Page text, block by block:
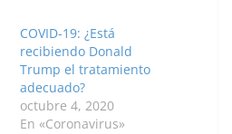
COVID-19: ¿Está
recibiendo Donald
Trump el tratamiento
adecuado?
octubre 4, 2020
En «Coronavirus»